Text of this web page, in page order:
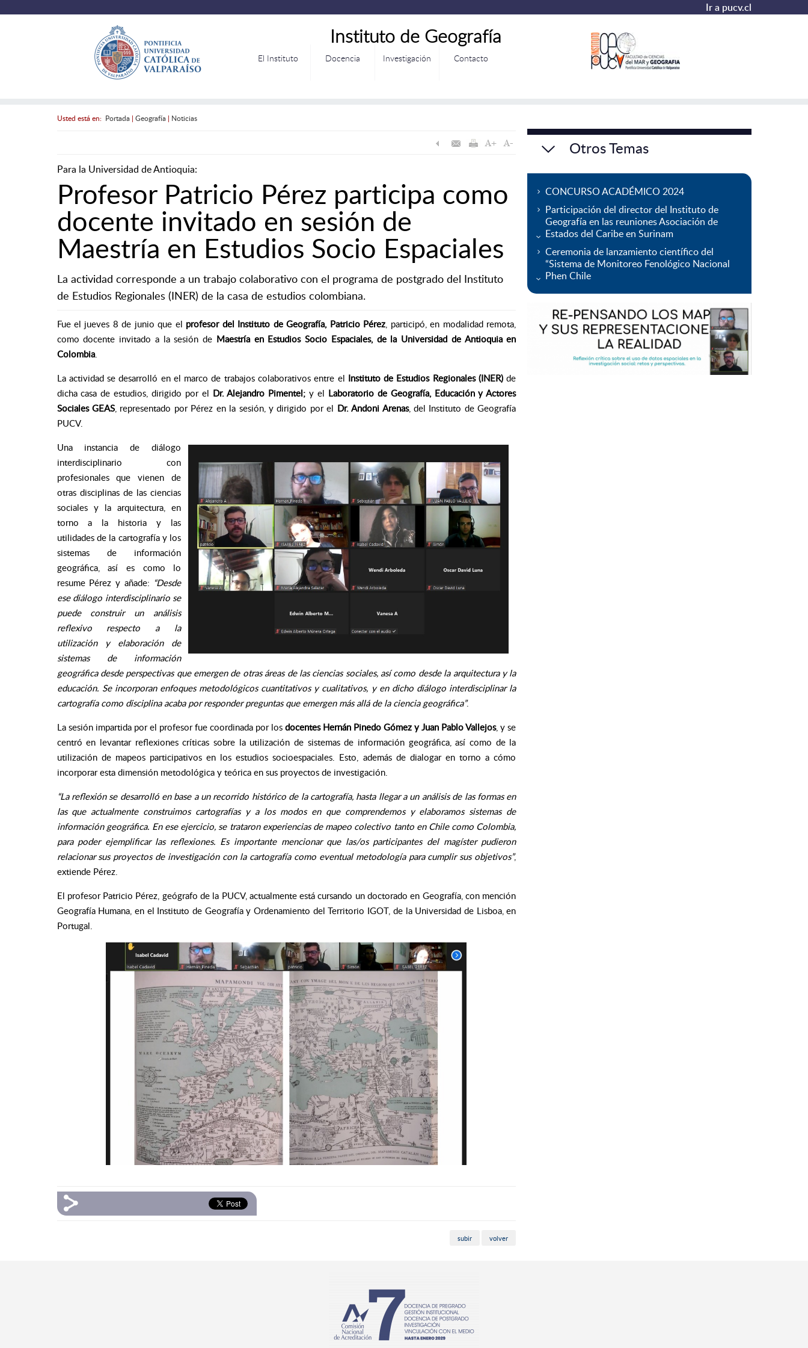
Ir a pucv.cl
Instituto de Geografía
El Instituto Docencia Investigación Contacto
Usted está en: Portada| Geografía| Noticias
Para la Universidad de Antioquia:
Profesor Patricio Pérez participa como
docente invitado en sesión de
Maestría en Estudios Socio Espaciales
La actividad corresponde a un trabajo colaborativo con el programa de postgrado del Instituto
de Estudios Regionales (INER) de la casa de estudios colombiana.
Fue el jueves 8 de junio que el profesor del Instituto de Geografía, Patricio Pérez, participó, en modalidad remota,
como docente invitado a la sesión de Maestría en Estudios Socio Espaciales, de la Universidad de Antioquia en
Colombia.
La actividad se desarrolló en el marco de trabajos colaborativos entre el Instituto de Estudios Regionales (INER) de
dicha casa de estudios, dirigido por el Dr. Alejandro Pimentel; y el Laboratorio de Geografía, Educación y Actores
Sociales GEAS, representado por Pérez en la sesión, y dirigido por el Dr. Andoni Arenas, del Instituto de Geografía
PUCV.
Una instancia de diálogo
interdisciplinario con
profesionales que vienen de
otras disciplinas de las ciencias
sociales y la arquitectura, en
torno a la historia y las
utilidades de la cartografía y los
sistemas de información
geográfica, así es como lo
resume Pérez y añade: “Desde
ese diálogo interdisciplinario se
puede construir un análisis
reflexivo respecto a la
utilización y elaboración de
sistemas de información
geográfica desde perspectivas que emergen de otras áreas de las ciencias sociales, así como desde la arquitectura y la
educación. Se incorporan enfoques metodológicos cuantitativos y cualitativos, y en dicho diálogo interdisciplinar la
cartografía como disciplina acaba por responder preguntas que emergen más allá de la ciencia geográfica”.
La sesión impartida por el profesor fue coordinada por los docentes Hernán Pinedo Gómez y Juan Pablo Vallejos, y se
centró en levantar reflexiones críticas sobre la utilización de sistemas de información geográfica, así como de la
utilización de mapeos participativos en los estudios socioespaciales. Esto, además de dialogar en torno a cómo
incorporar esta dimensión metodológica y teórica en sus proyectos de investigación.
“La reflexión se desarrolló en base a un recorrido histórico de la cartografía, hasta llegar a un análisis de las formas en
las que actualmente construimos cartografías y a los modos en que comprendemos y elaboramos sistemas de
información geográfica. En ese ejercicio, se trataron experiencias de mapeo colectivo tanto en Chile como Colombia,
para poder ejemplificar las reflexiones. Es importante mencionar que las/os participantes del magíster pudieron
relacionar sus proyectos de investigación con la cartografía como eventual metodología para cumplir sus objetivos”,
extiende Pérez.
El profesor Patricio Pérez, geógrafo de la PUCV, actualmente está cursando un doctorado en Geografía, con mención
Geografía Humana, en el Instituto de Geografía y Ordenamiento del Territorio IGOT, de la Universidad de Lisboa, en
Portugal.
subir volver
Otros Temas
CONCURSO ACADÉMICO 2024
Participación del director del Instituto de
Geografía en las reuniones Asociación de
Estados del Caribe en Surinam
Ceremonia de lanzamiento científico del
“Sistema de Monitoreo Fenológico Nacional
Phen Chile